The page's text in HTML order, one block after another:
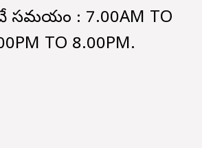
సమయం : 7.00AM TO
TO 8.00PM.